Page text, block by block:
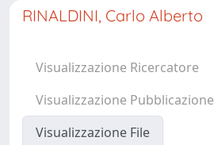
RINALDINI, Carlo Alberto
Visualizzazione Ricercatore
Visualizzazione Pubblicazione
Visualizzazione File